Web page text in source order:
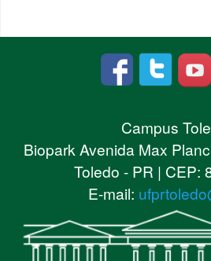
Campus
Biopark Avenida Max
Toledo - PR | CEP:
E-mail: